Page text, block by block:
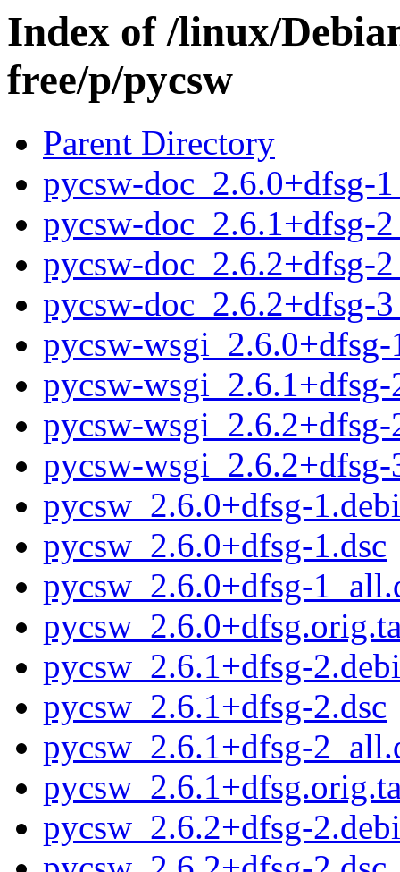
Index of /linux/
free/p/pycsw
Parent Directory
pycsw-doc_2.6.0+dfsg-
pycsw-doc_2.6.1+dfsg-
pycsw-doc_2.6.2+dfsg-
pycsw-doc_2.6.2+dfsg-
pycsw-wsgi_2.6.0+dfsg-
pycsw-wsgi_2.6.1+dfsg-
pycsw-wsgi_2.6.2+dfsg-
pycsw-wsgi_2.6.2+dfsg-
pycsw_2.6.0+dfsg-
pycsw_2.6.0+dfsg-1.dsc
pycsw_2.6.0+dfsg-
pycsw_2.6.1+dfsg-
pycsw_2.6.1+dfsg-2.dsc
pycsw_2.6.1+dfsg-
pycsw_2.6.2+dfsg-